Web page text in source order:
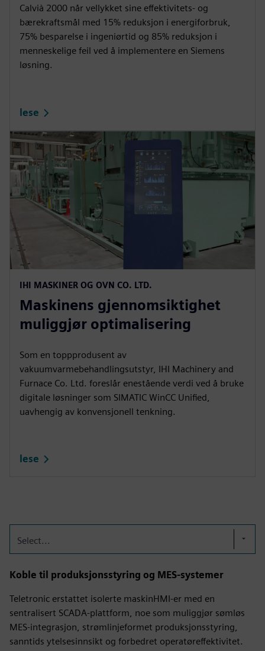
i
n
g
s
e
e
n
Calvià 2000 når vellykket sine effektivitets- og
bærekraftsmål med 15% reduksjon i energiforbruk,
75% besparelse i ingeniørtid og 85% reduksjon i
menneskelige feil ved å implementere en Siemens
løsning.
lese
IHI MASKINER OG OVN CO. LTD.
Maskinens gjennomsiktighet
muliggjør optimalisering
Som en toppprodusent av
vakuumvarmebehandlingsutstyr, IHI Machinery and
Furnace Co. Ltd. foreslår enestående verdi ved å bruke
digitale løsninger som SIMATIC WinCC Unified,
uavhengig av konvensjonell tenkning.
lese
Select...
Koble til produksjonsstyring og MES-systemer
Teletronic erstattet isolerte maskinHMI-er med en
sentralisert SCADA-plattform, noe som muliggjør sømløs
MES-integrasjon, strømlinjeformet produksjonsstyring,
sanntids ytelsesinnsikt og forbedret operatøreffektivitet.